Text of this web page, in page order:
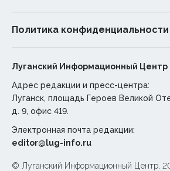
Политика конфиденциальности
Луганский Информационный Центр
Адрес редакции и пресс-центра:
Луганск, площадь Героев Великой
д. 9, офис 419.
Электронная почта редакции:
editor@lug-info.ru
© Луганский Информационный Центр,